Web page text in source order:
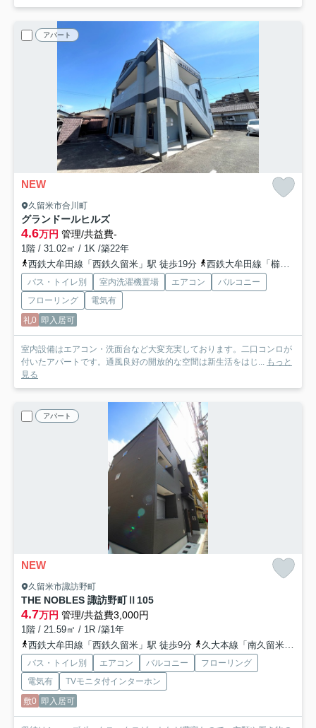
アパート
NEW
久留米市合川町
グランドールヒルズ
4.6万円 管理/共益費-
1階 / 31.02㎡ / 1K /築22年
西鉄大牟田線「西鉄久留米」駅 徒歩19分
西鉄大牟田線「櫛原」駅 徒歩21分
バス・トイレ別 室内洗濯機置場 エアコン
バルコニー
フローリング
電気有
礼0 即入居可
室内設備はエアコン・洗面台など大変充実しております。二口コンロが
付いたアパートです。通風良好の開放的な空間は新生活をはじ... もっと
見る
アパート
NEW
久留米市諏訪野町
THE NOBLES 諏訪野町Ⅱ 105
4.7万円 管理/共益費3,000円
1階 / 21.59㎡ / 1R /築1年
西鉄大牟田線「西鉄久留米」駅 徒歩9分
久大本線「南久留米」駅 徒歩13分
バス・トイレ別 エアコン バルコニー
フローリング
電気有
TVモニタ付インターホン
敷0 即入居可